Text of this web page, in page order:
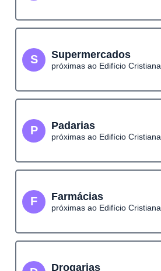
S Supermercados
próximas ao Edifício Cristiana
P Padarias
próximas ao Edifício Cristiana
F Farmácias
próximas ao Edifício Cristiana
Drogarias